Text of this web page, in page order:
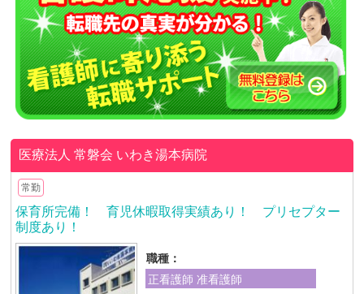
医療法人 常磐会 いわき湯本病院
常勤
保育所完備！ 育児休暇取得実績あり！ プリセプター
制度あり！
職種：
正看護師 准看護師